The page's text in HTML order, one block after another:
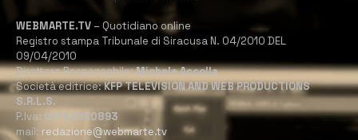
WEBMARTE.TV – Quotidiano online
Registro stampa Tribunale di Siracusa N. 04/2010 DEL
09/04/2010
Direttore Responsabile:Michele Accolla
Società editrice:KFP TELEVISION AND WEB PRODUCTIONS
S.R.L.S.
P.Iva: 02184950893
mail: redazione@webmarte.tv